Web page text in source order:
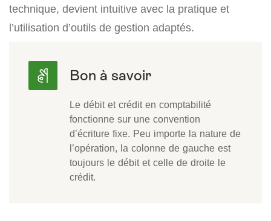
technique, devient intuitive avec la pratique et
l’utilisation d’outils de gestion adaptés.
Le débit et crédit en comptabilité
fonctionne sur une convention
d’écriture fixe. Peu importe la nature de
l’opération, la colonne de gauche est
toujours le débit et celle de droite le
crédit.